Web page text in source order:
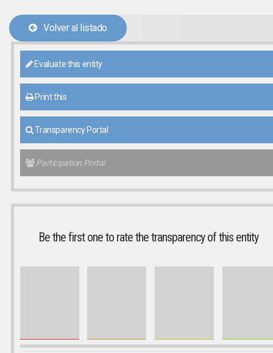
Volver al listado
Evaluate this entity
Print this
Transparency Portal
Participation Portal
Be the first one to rate the transparency of this entity